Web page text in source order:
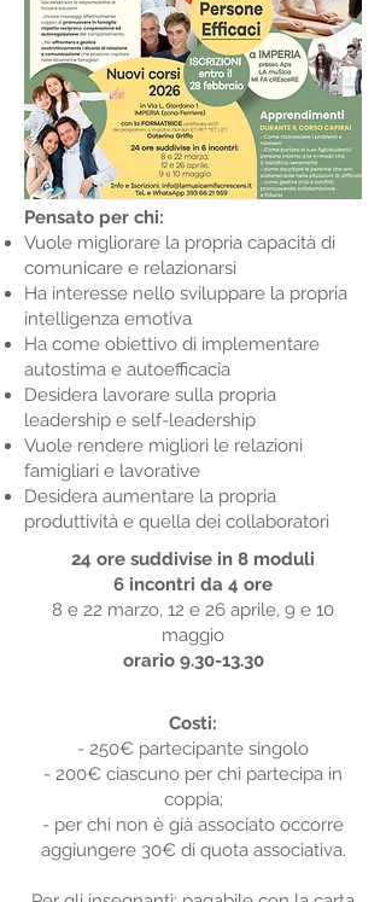
Pensato per chi:
Vuole migliorare la propria capacità di
comunicare e relazionarsi
Ha interesse nello sviluppare la propria
intelligenza emotiva
Ha come obiettivo di implementare
autostima e autoefficacia
Desidera lavorare sulla propria
leadership e self-leadership
Vuole rendere migliori le relazioni
famigliari e lavorative
Desidera aumentare la propria
produttività e quella dei collaboratori
24 ore suddivise in 8 moduli
6 incontri da 4 ore
8 e 22 marzo, 12 e 26 aprile, 9 e 10
maggio
orario 9.30-13.30
Costi:
- 250€ partecipante singolo
- 200€ ciascuno per chi partecipa in
coppia;
- per chi non è già associato occorre
aggiungere 30€ di quota associativa.